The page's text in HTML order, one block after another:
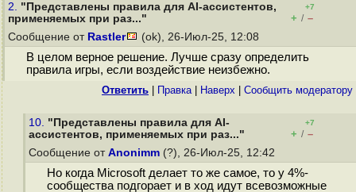
2. "Представлены правила для AI-ассистентов,
применяемых при раз..."
+7
+ / –
Сообщение от Rastler (ok), 26-Июл-25, 12:08
В целом верное решение. Лучше сразу определить
правила игры, если воздействие неизбежно.
Ответить Правка| Наверх Cообщить модератору
10. "Представлены правила для AI-
ассистентов, применяемых при раз..."
+7
+ / –
Сообщение от Anonimm (?), 26-Июл-25, 12:42
Но когда Microsoft делает то же самое, то у 4%-
сообщества подгорает и в ход идут всевозможные